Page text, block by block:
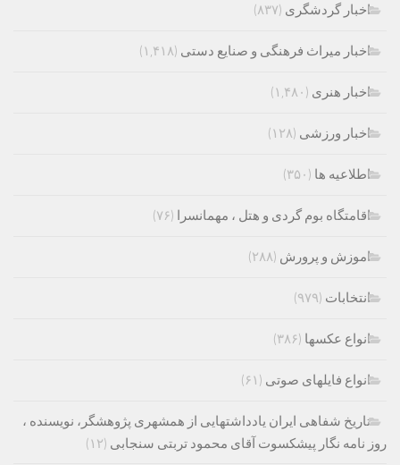
اخبار گردشگری (۸۳۷)
اخبار میراث فرهنگی و صنایع دستی (۱,۴۱۸)
اخبار هنری (۱,۴۸۰)
اخبار ورزشی (۱۲۸)
اطلاعیه ها (۳۵۰)
اقامتگاه بوم گردی و هتل ، مهمانسرا (۷۶)
اموزش و پرورش (۲۸۸)
انتخابات (۹۷۹)
انواع عکسها (۳۸۶)
انواع فایلهای صوتی (۶۱)
تاریخ شفاهی ایران یادداشتهایی از همشهری پژوهشگر، نویسنده ،
روز نامه نگار پیشکسوت آقای محمود تربتی سنجابی (۱۲)